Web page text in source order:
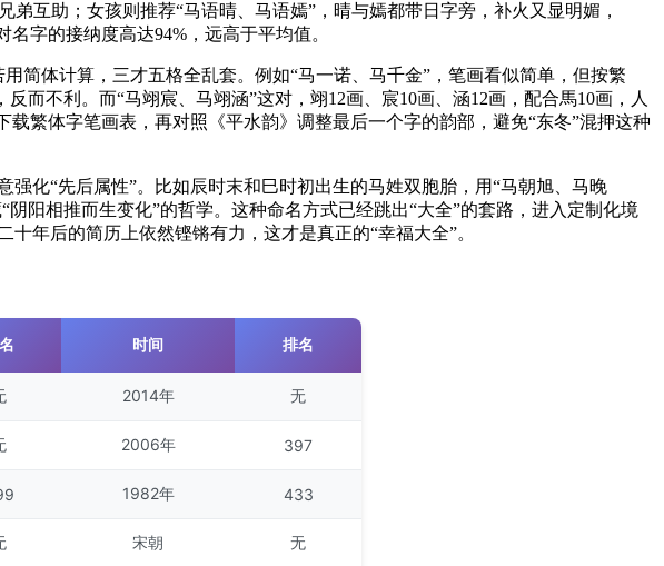
互助；女孩则推荐“马语晴、马语嫣”，晴与嫣都带日字旁，补火又显明媚，
字的接纳度高达94%，远高于平均值。
简体计算，三才五格全乱套。例如“马一诺、马千金”，笔画看似简单，但按繁
而不利。而“马翊宸、马翊涵”这对，翊12画、宸10画、涵12画，配合馬10画，人
繁体字笔画表，再对照《平水韵》调整最后一个字的韵部，避免“东冬”混押这种
化“先后属性”。比如辰时末和巳时初出生的马姓双胞胎，用“马朝旭、马晚
阳相推而生变化”的哲学。这种命名方式已经跳出“大全”的套路，进入定制化境
年后的简历上依然铿锵有力，这才是真正的“幸福大全”。
时间 排名
2014年 无
2006年 397
1982年 433
宋朝 无